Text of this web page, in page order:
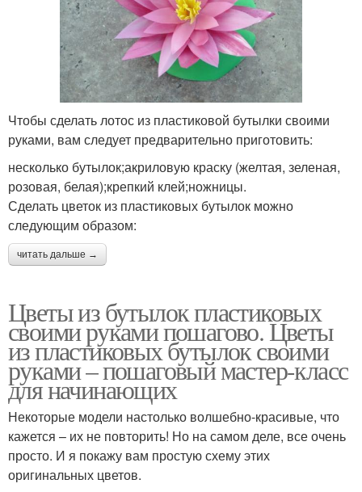
Чтобы сделать лотос из пластиковой бутылки своими
руками, вам следует предварительно приготовить:
несколько бутылок;акриловую краску (желтая, зеленая,
розовая, белая);крепкий клей;ножницы.
Сделать цветок из пластиковых бутылок можно
следующим образом:
читать дальше →
Цветы из бутылок пластиковых
своими руками пошагово. Цветы
из пластиковых бутылок своими
руками – пошаговый мастер-класс
для начинающих
Некоторые модели настолько волшебно-красивые, что
кажется – их не повторить! Но на самом деле, все очень
просто. И я покажу вам простую схему этих
оригинальных цветов.